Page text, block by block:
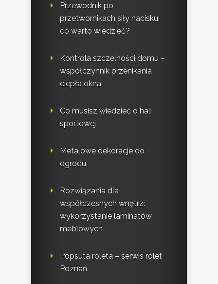
Przewodnik po
przetwornikach siły nacisku:
co warto wiedzieć?
Kontrola szczelności domu –
współczynnik przenikania
ciepła okna
Co musisz wiedzieć o hali
sportowej
Metalowe dekoracje do
ogrodu
Rozwiązania dla
współczesnych wnętrz:
wykorzystanie laminatów
meblowych
Popsuta roleta – serwis rolet
Poznań